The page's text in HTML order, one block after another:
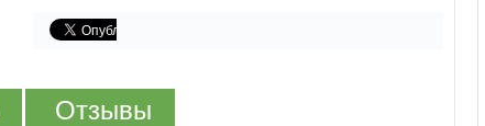
Отзывы